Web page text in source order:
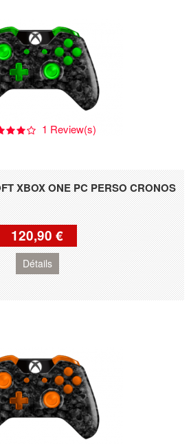
XBOX ONE PC PERSO CRONOS
1 Review(s)
120,90 €
Détails